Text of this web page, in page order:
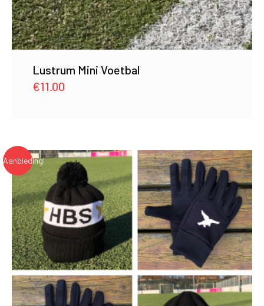
Lustrum Mini Voetbal
€11.00
Aanbieding!